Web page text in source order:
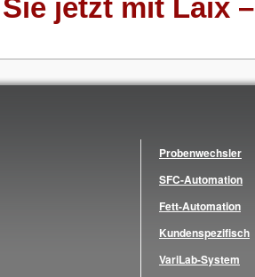
jetzt mit Laix
Probenwechsler
SFC-Automation
Fett-Automation
Kundenspezifisch
VariLab-System